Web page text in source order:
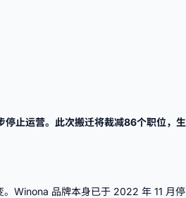
止运营。此次搬迁将裁减86个职位，生
Winona 品牌本身已于 2022 年 11 月停